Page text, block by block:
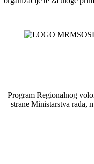
Program Regionalnog
strane Ministarstva rada,